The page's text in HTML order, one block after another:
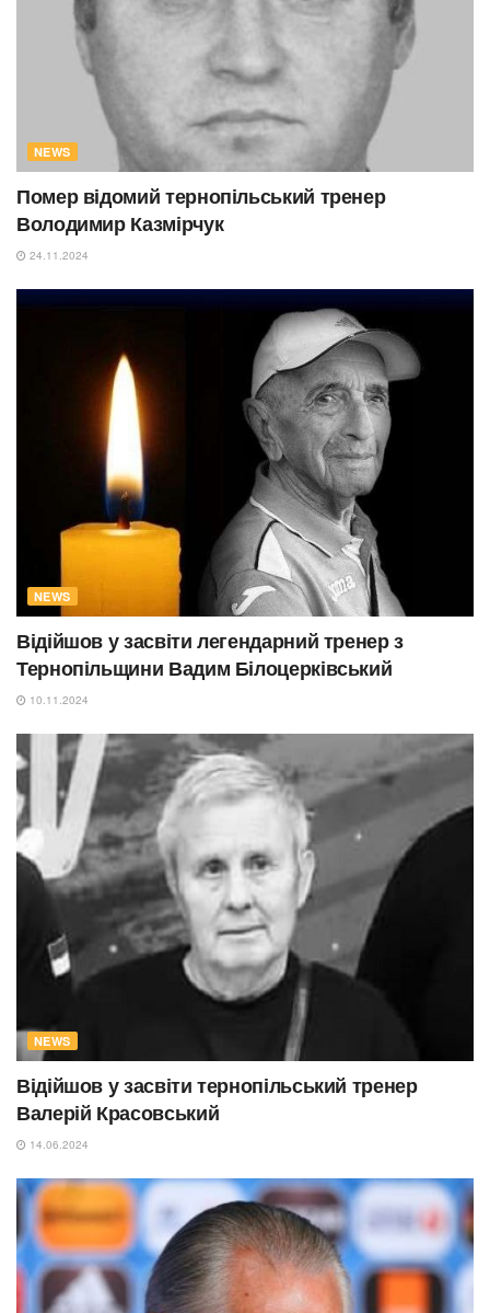
NEWS
Помер відомий тернопільський тренер
Володимир Казмірчук
24.11.2024
NEWS
Відійшов у засвіти легендарний тренер з
Тернопільщини Вадим Білоцерківський
10.11.2024
NEWS
Відійшов у засвіти тернопільський тренер
Валерій Красовський
14.06.2024